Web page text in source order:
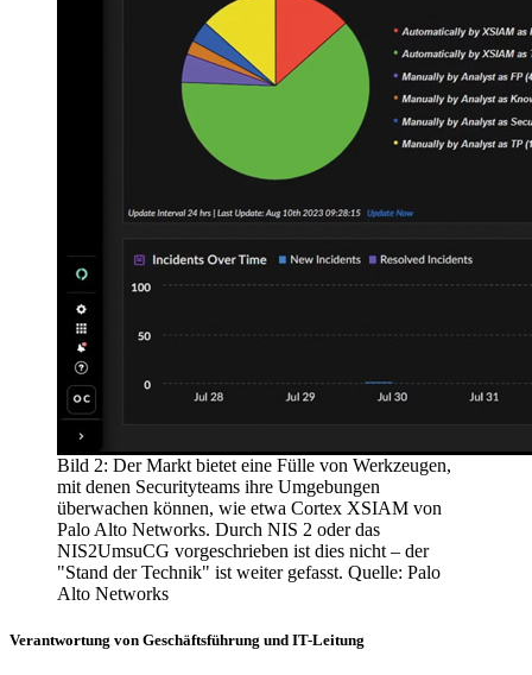
Bild 2: Der Markt bietet eine Fülle von Werkzeugen,
mit denen Securityteams ihre Umgebungen
überwachen können, wie etwa Cortex XSIAM von
Palo Alto Networks. Durch NIS 2 oder das
NIS2UmsuCG vorgeschrieben ist dies nicht – der
"Stand der Technik" ist weiter gefasst. Quelle: Palo
Alto Networks
Verantwortung von Geschäftsführung und IT-Leitung